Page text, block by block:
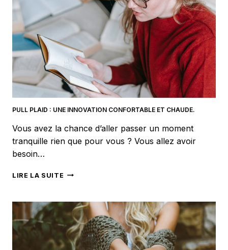
MODE
?
PULL PLAID : UNE INNOVATION CONFORTABLE ET CHAUDE.
Vous avez la chance d’aller passer un moment
tranquille rien que pour vous ? Vous allez avoir
besoin…
LIRE LA SUITE PULL
UNE
INNOVATION
CONFORTABLE
ET
CHAUDE.